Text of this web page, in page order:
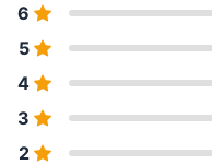
6
5
4
3
2